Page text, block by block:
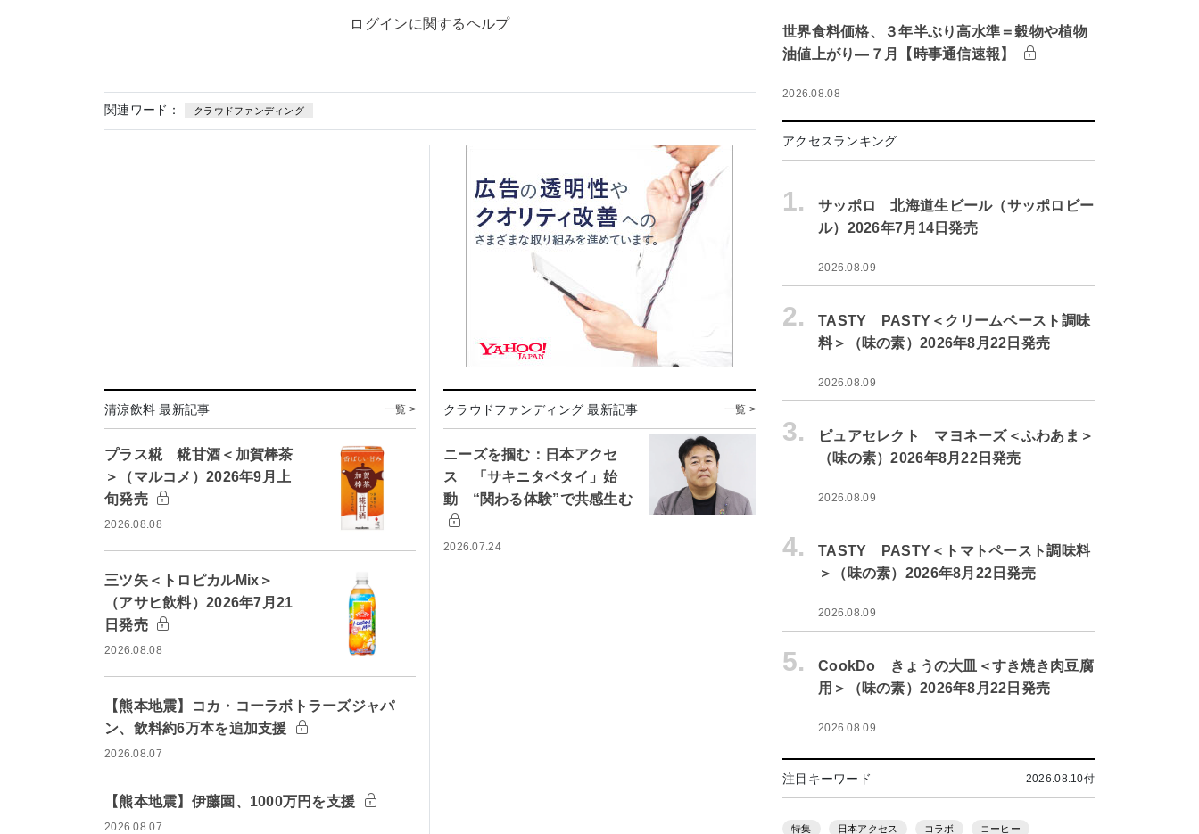
ログインに関するヘルプ
関連ワード： クラウドファンディング
清涼飲料 最新記事 一覧 >
プラス糀 糀甘酒＜加賀棒茶
＞（マルコメ）2026年9月上
旬発売
2026.08.08
三ツ矢＜トロピカルMix＞
（アサヒ飲料）2026年7月21
日発売
2026.08.08
【熊本地震】コカ・コーラボトラーズジャパ
ン、飲料約6万本を追加支援
2026.08.07
【熊本地震】伊藤園、1000万円を支援
2026.08.07
クラウドファンディング 最新記事 一覧 >
ニーズを掴む：日本アクセ
ス 「サキニタベタイ」始
動 “関わる体験”で共感生む
2026.07.24
世界食料価格、３年半ぶり高水準＝穀物や植物
油値上がり―７月【時事通信速報】
2026.08.08
アクセスランキング
1.
サッポロ 北海道生ビール（サッポロビー
ル）2026年7月14日発売
2026.08.09
2.
TASTY PASTY＜クリームペースト調味
料＞（味の素）2026年8月22日発売
2026.08.09
3.
ピュアセレクト マヨネーズ＜ふわあま＞
（味の素）2026年8月22日発売
2026.08.09
4.
TASTY PASTY＜トマトペースト調味料
＞（味の素）2026年8月22日発売
2026.08.09
5.
CookDo きょうの大皿＜すき焼き肉豆腐
用＞（味の素）2026年8月22日発売
2026.08.09
注目キーワード 2026.08.10付
特集 日本アクセス コラボ コーヒー